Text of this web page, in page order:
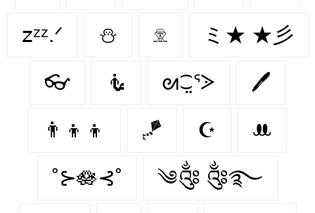
𝗓ᶻᶻ.ᐟ ⛄ 𓁷 ミ★ ★彡
👓 🧜 ᘛ⁐̤ᕐᐷ 🖊
👨‍👦‍👦 🪁 ☪ ꔚ
˚⊱🪷⊰˚ ༄༂ ༂࿐